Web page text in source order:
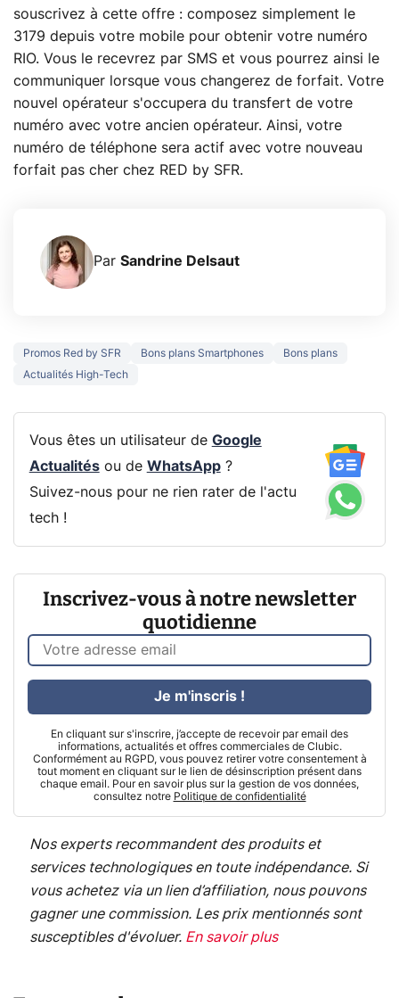
souscrivez à cette offre : composez simplement le
3179 depuis votre mobile pour obtenir votre numéro
RIO. Vous le recevrez par SMS et vous pourrez ainsi le
communiquer lorsque vous changerez de forfait. Votre
nouvel opérateur s'occupera du transfert de votre
numéro avec votre ancien opérateur. Ainsi, votre
numéro de téléphone sera actif avec votre nouveau
forfait pas cher chez RED by SFR.
Par Sandrine Delsaut
Promos Red by SFR Bons plans Smartphones
Bons plans
Actualités High-Tech
Vous êtes un utilisateur de Google
Actualitésou de WhatsApp?
Suivez-nous pour ne rien rater de l'actu
tech !
Inscrivez-vous à notre newsletter
quotidienne
En cliquant sur s'inscrire, j’accepte de recevoir par email des
informations, actualités et offres commerciales de Clubic.
Conformément au RGPD, vous pouvez retirer votre consentement à
tout moment en cliquant sur le lien de désinscription présent dans
chaque email. Pour en savoir plus sur la gestion de vos données,
consultez notre Politique de confidentialité
Je m'inscris !
Nos experts recommandent des produits et
services technologiques en toute indépendance. Si
vous achetez via un lien d’affiliation, nous pouvons
gagner une commission. Les prix mentionnés sont
susceptibles d'évoluer. En savoir plus